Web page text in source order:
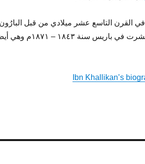
في القرن التاسع عشر ميلادي من قبل البارُون
دي سْلان (ت ١٢٩٦هـ / ١٨٧٩م) – والترجمة نشرت في باريس سنة ١٨٤٣ –
Ibn Khallikan’s